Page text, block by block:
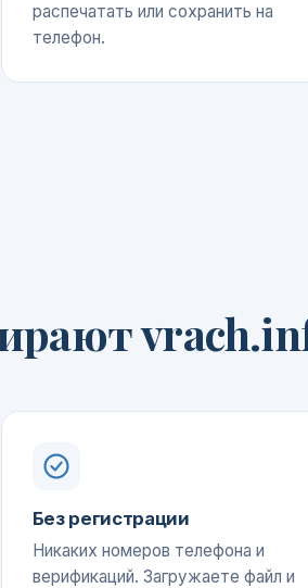
распечатать или сохранить на
телефон.
Без регистрации
Никаких номеров телефона и
верификаций. Загружаете файл и